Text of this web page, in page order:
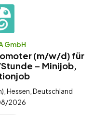
GmbH
(m/w/d) für
– Minijob,
Hessen, Deutschland
2026